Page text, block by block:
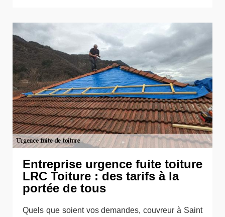
Entreprise urgence fuite toiture
LRC Toiture : des tarifs à la
portée de tous
Quels que soient vos demandes, couvreur à Saint